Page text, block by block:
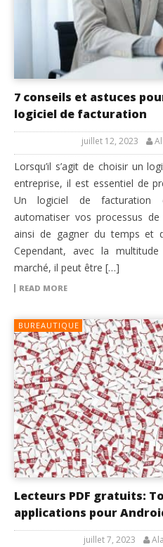
7 conseils et astuces
logiciel de facturation
juillet 12, 2023
Lorsqu’il s’agit de choisir un
entreprise, il est essentiel de
Un logiciel de facturation
automatiser vos processus
ainsi de gagner du temps et
Cependant, avec la
marché, il peut être […]
READ MORE
BUREAUTIQUE
Lecteurs PDF gratuits:
applications pour
juillet 7, 2023